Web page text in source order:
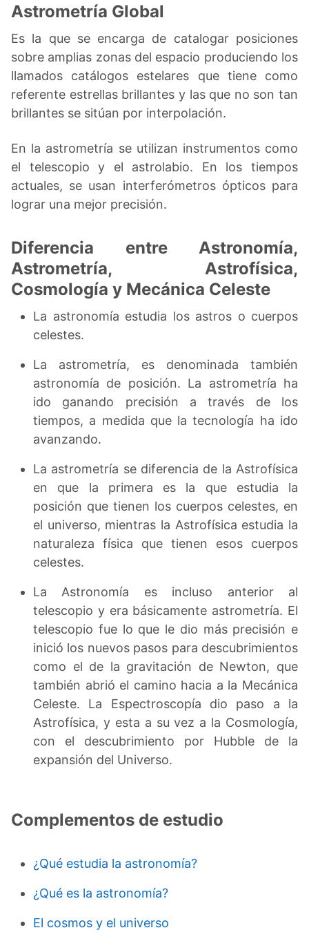
Astrometría Global
Es la que se encarga de catalogar posiciones
sobre amplias zonas del espacio produciendo los
llamados catálogos estelares que tiene como
referente estrellas brillantes y las que no son tan
brillantes se sitúan por interpolación.
En la astrometría se utilizan instrumentos como
el telescopio y el astrolabio. En los tiempos
actuales, se usan interferómetros ópticos para
lograr una mejor precisión.
Diferencia entre Astronomía,
Astrometría, Astrofísica,
Cosmología y Mecánica Celeste
La astronomía estudia los astros o cuerpos
celestes.
La astrometría, es denominada también
astronomía de posición. La astrometría ha
ido ganando precisión a través de los
tiempos, a medida que la tecnología ha ido
avanzando.
La astrometría se diferencia de la Astrofísica
en que la primera es la que estudia la
posición que tienen los cuerpos celestes, en
el universo, mientras la Astrofísica estudia la
naturaleza física que tienen esos cuerpos
celestes.
La Astronomía es incluso anterior al
telescopio y era básicamente astrometría. El
telescopio fue lo que le dio más precisión e
inició los nuevos pasos para descubrimientos
como el de la gravitación de Newton, que
también abrió el camino hacia a la Mecánica
Celeste. La Espectroscopía dio paso a la
Astrofísica, y esta a su vez a la Cosmología,
con el descubrimiento por Hubble de la
expansión del Universo.
Complementos de estudio
¿Qué estudia la astronomía?
¿Qué es la astronomía?
El cosmos y el universo